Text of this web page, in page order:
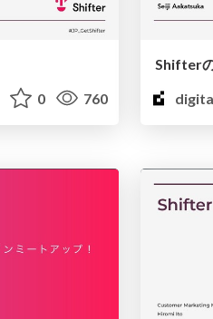
0 760
Shifter